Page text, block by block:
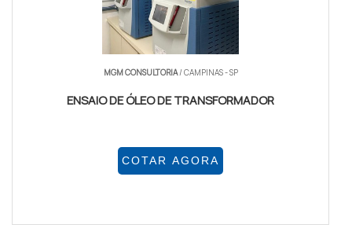
MGM CONSULTORIA/ CAMPINAS - SP
ENSAIO DE ÓLEO DE TRANSFORMADOR
COTAR AGORA